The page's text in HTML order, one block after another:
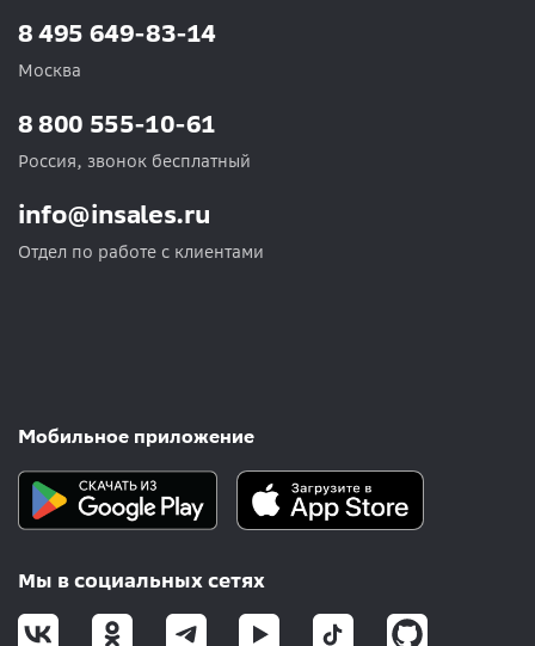
8 495 649-83-14
Москва
info@insales.ru
Отдел по работе с клиентами
8 800 555-10-61
Россия, звонок бесплатный
Мобильное приложение
Мы в социальных сетях